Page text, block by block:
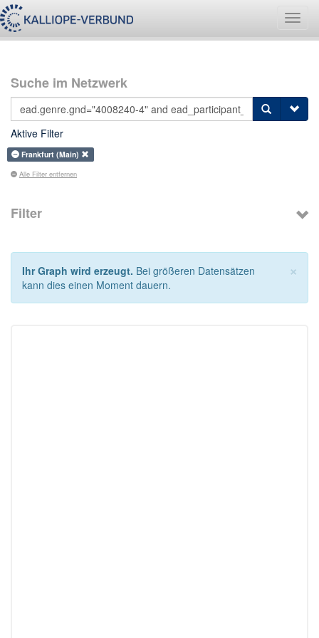
Suche im Netzwerk
Aktive Filter
Frankfurt (Main)
Alle Filter entfernen
Filter
×
Ihr Graph wird erzeugt. Bei größeren Datensätzen
kann dies einen Moment dauern.